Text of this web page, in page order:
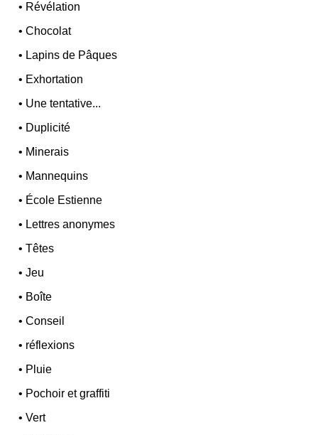
• Révélation
•Chocolat
• Lapins de Pâques
• Exhortation
• Une tentative...
• Duplicité
• Minerais
• Mannequins
• École Estienne
• Lettres anonymes
•Têtes
•Jeu
• Boîte
•Conseil
• réflexions
• Pluie
• Pochoir et graffiti
•Vert